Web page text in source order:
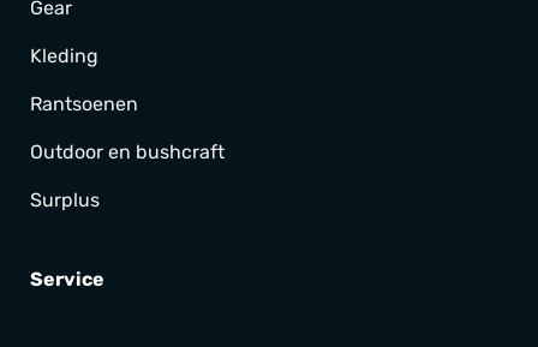
Gear
Kleding
Rantsoenen
Outdoor en bushcraft
Surplus
Service